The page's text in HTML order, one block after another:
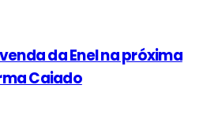
da Enel na próxima
Caiado